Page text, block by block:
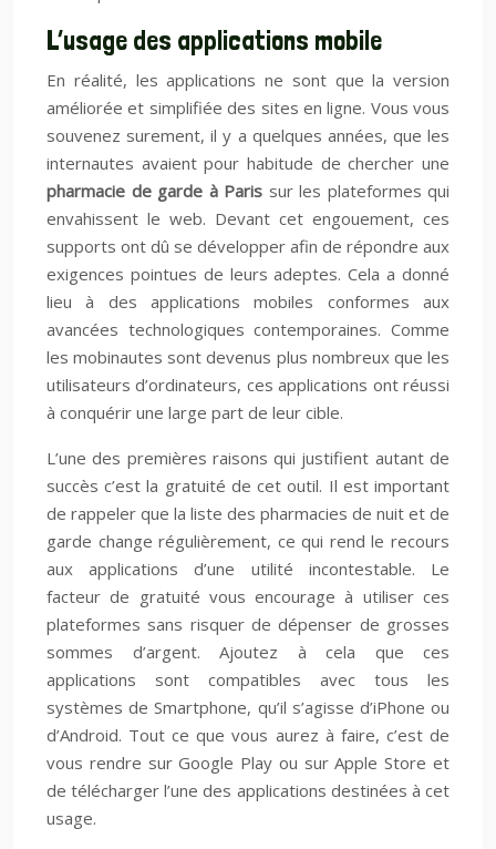
L’usage des applications mobile
En réalité, les applications ne sont que la version
améliorée et simplifiée des sites en ligne. Vous vous
souvenez surement, il y a quelques années, que les
internautes avaient pour habitude de chercher une
pharmacie de garde à Paris sur les plateformes qui
envahissent le web. Devant cet engouement, ces
supports ont dû se développer afin de répondre aux
exigences pointues de leurs adeptes. Cela a donné
lieu à des applications mobiles conformes aux
avancées technologiques contemporaines. Comme
les mobinautes sont devenus plus nombreux que les
utilisateurs d’ordinateurs, ces applications ont réussi
à conquérir une large part de leur cible.
L’une des premières raisons qui justifient autant de
succès c’est la gratuité de cet outil. Il est important
de rappeler que la liste des pharmacies de nuit et de
garde change régulièrement, ce qui rend le recours
aux applications d’une utilité incontestable. Le
facteur de gratuité vous encourage à utiliser ces
plateformes sans risquer de dépenser de grosses
sommes d’argent. Ajoutez à cela que ces
applications sont compatibles avec tous les
systèmes de Smartphone, qu’il s’agisse d’iPhone ou
d’Android. Tout ce que vous aurez à faire, c’est de
vous rendre sur Google Play ou sur Apple Store et
de télécharger l’une des applications destinées à cet
usage.